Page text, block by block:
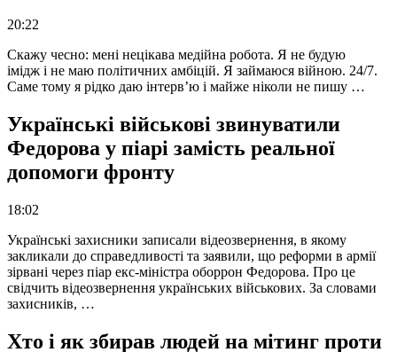
20:22
Скажу чесно: мені нецікава медійна робота. Я не будую
імідж і не маю політичних амбіцій. Я займаюся війною. 24/7.
Саме тому я рідко даю інтерв’ю і майже ніколи не пишу …
Українські військові звинуватили
Федорова у піарі замість реальної
допомоги фронту
18:02
Українські захисники записали відеозвернення, в якому
закликали до справедливості та заявили, що реформи в армії
зірвані через піар екс-міністра оборрон Федорова. Про це
свідчить відеозвернення українських військових. За словами
захисників, …
Хто і як збирав людей на мітинг проти